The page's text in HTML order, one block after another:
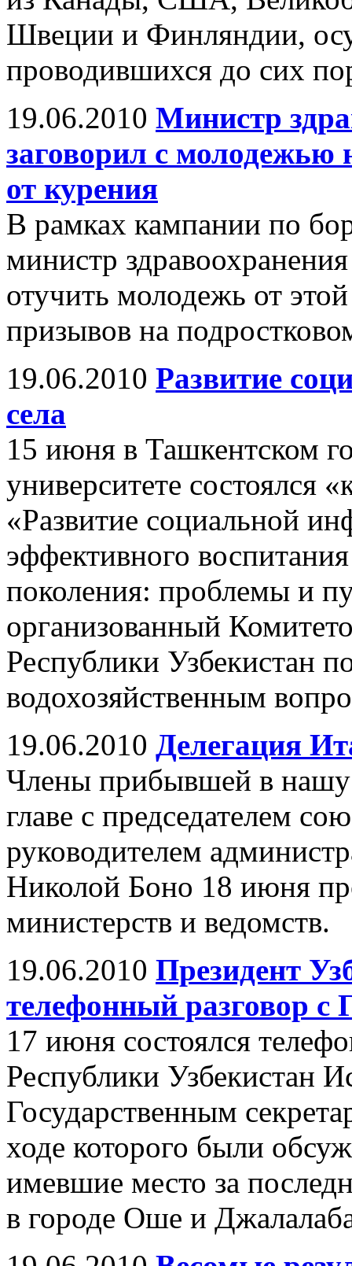
Швеции и Финляндии,
проводившихся до сих
19.06.2010 Министр
заговорил с молодежью
от курения
В рамках кампании по
министр
отучить молодежь от
призывов на
19.06.2010 Развитие
села
15 июня в Ташкентском
университете состоялся
«Развитие социальной
эффективного
поколения: проблемы и
организованный
Республики Узбекистан
водохозяйственным
19.06.2010 Делегация
Члены прибывшей в нашу
главе с председателем
руководителем
Николой Боно 18 июня
министерств и ведомств.
19.06.2010 Президент
телефонный разговор
17 июня состоялся
Республики Узбекистан
Государственным
ходе которого были
имевшие место за
в городе Оше и